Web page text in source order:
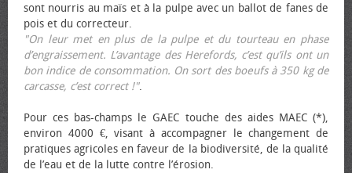
sont nourris au maïs et à la pulpe avec un ballot de fanes de
pois et du correcteur.
"On leur met en plus de la pulpe et du tourteau en phase
d’engraissement. L’avantage des Herefords, c’est qu’ils ont un
bon indice de consommation. On sort des bœufs à 350 kg de
carcasse, c’est correct !".
Pour ces bas-champs le GAEC touche des aides MAEC (*),
environ 4000 €, visant à accompagner le changement de
pratiques agricoles en faveur de la biodiversité, de la qualité
de l’eau et de la lutte contre l’érosion.